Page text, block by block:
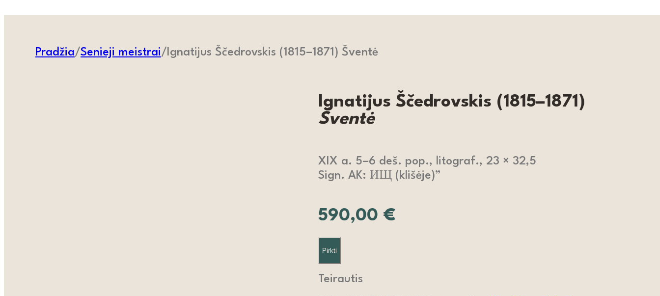
Pradžia/Senieji meistrai/Ignatijus Ščedrovskis (1815–1871) Šventė
Ignatijus Ščedrovskis (1815–1871)
Šventė
XIX a. 5–6 deš. pop., litograf., 23 × 32,5
Sign. AK: ИЩ (klišėje)”
590,00 €
Pirkti
Teirautis